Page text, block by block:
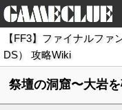
【FF3】ファイナルファ
DS） 攻略Wiki
祭壇の洞窟〜大岩